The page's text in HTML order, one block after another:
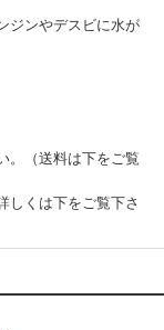
ジンやデスビに水が
。（送料は下をご覧
しくは下をご覧下さ